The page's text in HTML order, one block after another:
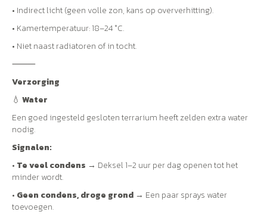
• Indirect licht (geen volle zon, kans op oververhitting).
• Kamertemperatuur: 18–24 °C.
• Niet naast radiatoren of in tocht.
⸻
Verzorging
💧 Water
Een goed ingesteld gesloten terrarium heeft zelden extra water
nodig.
Signalen:
• Te veel condens → Deksel 1–2 uur per dag openen tot het
minder wordt.
• Geen condens, droge grond → Een paar sprays water
toevoegen.